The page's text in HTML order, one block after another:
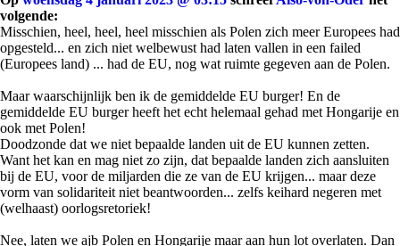
volgende:
Misschien, heel, heel, heel misschien als Polen zich meer Europees had
opgesteld... en zich niet welbewust had laten vallen in een failed
(Europees land) ... had de EU, nog wat ruimte gegeven aan de Polen.
Maar waarschijnlijk ben ik de gemiddelde EU burger! En de
gemiddelde EU burger heeft het echt helemaal gehad met Hongarije en
ook met Polen!
Doodzonde dat we niet bepaalde landen uit de EU kunnen zetten.
Want het kan en mag niet zo zijn, dat bepaalde landen zich aansluiten
bij de EU, voor de miljarden die ze van de EU krijgen... maar deze
vorm van solidariteit niet beantwoorden... zelfs keihard negeren met
(welhaast) oorlogsretoriek!
Nee, laten we ajb Polen en Hongarije maar aan hun lot overlaten. Dan